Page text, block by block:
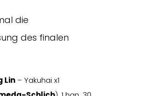
die
des finalen
Lin – Yakuhai x1